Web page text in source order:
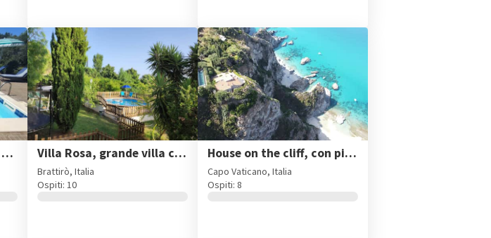
Casale Marchicello, con piscina privata vicino Tropea Villa Rosa, grande villa con piscina privata vicino Tropea
Brattirò, Italia
Ospiti: 10
House on the cliff, con piscina privata a due passi dal mare
Capo Vaticano, Italia
Ospiti: 8